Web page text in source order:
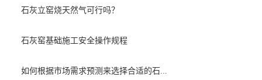
石灰立窑烧天然气可行吗？
石灰窑基础施工安全操作规程
如何根据市场需求预测来选择合适的石...